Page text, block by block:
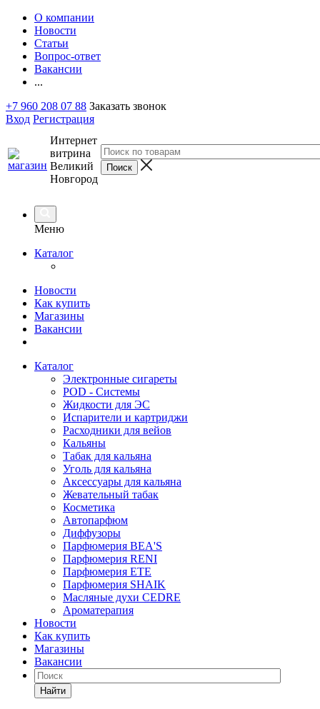
О компании
Новости
Статьи
Вопрос-ответ
Вакансии
...
+7 960 208 07 88 Заказать звонок
Вход Регистрация
Интернет
витрина
Великий
Новгород
Меню
Каталог
Новости
Как купить
Магазины
Вакансии
Каталог
Электронные сигареты
POD - Системы
Жидкости для ЭС
Испарители и картриджи
Расходники для вейов
Кальяны
Табак для кальяна
Уголь для кальяна
Аксессуары для кальяна
Жевательный табак
Косметика
Автопарфюм
Диффузоры
Парфюмерия BEA'S
Парфюмерия RENI
Парфюмерия ETE
Парфюмерия SHAIK
Масляные духи CEDRE
Ароматерапия
Новости
Как купить
Магазины
Вакансии
Найти